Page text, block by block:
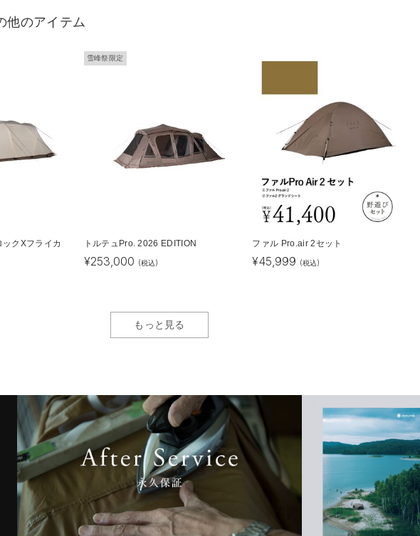
他のアイテム
クXフライカ
雪峰祭限定
トルテュPro. 2026 EDITION
¥253,000 (税込)
ファル Pro.air 2セット
¥45,999 (税込)
もっと見る